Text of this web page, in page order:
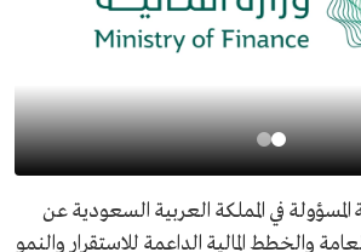
في المملكة العربية السعودية عن
والخطط المالية الداعمة للاستقرار والنمو